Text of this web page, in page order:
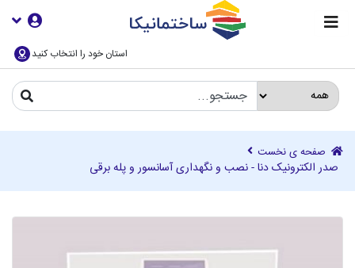
استان خود را انتخاب کنید
صفحه ی نخست
صدر الکترونیک دنا - نصب و نگهداری آسانسور و پله برقی